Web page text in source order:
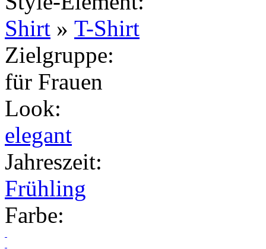
Shirt » T-Shirt
Zielgruppe:
für Frauen
Look:
elegant
Jahreszeit:
Frühling
Farbe: